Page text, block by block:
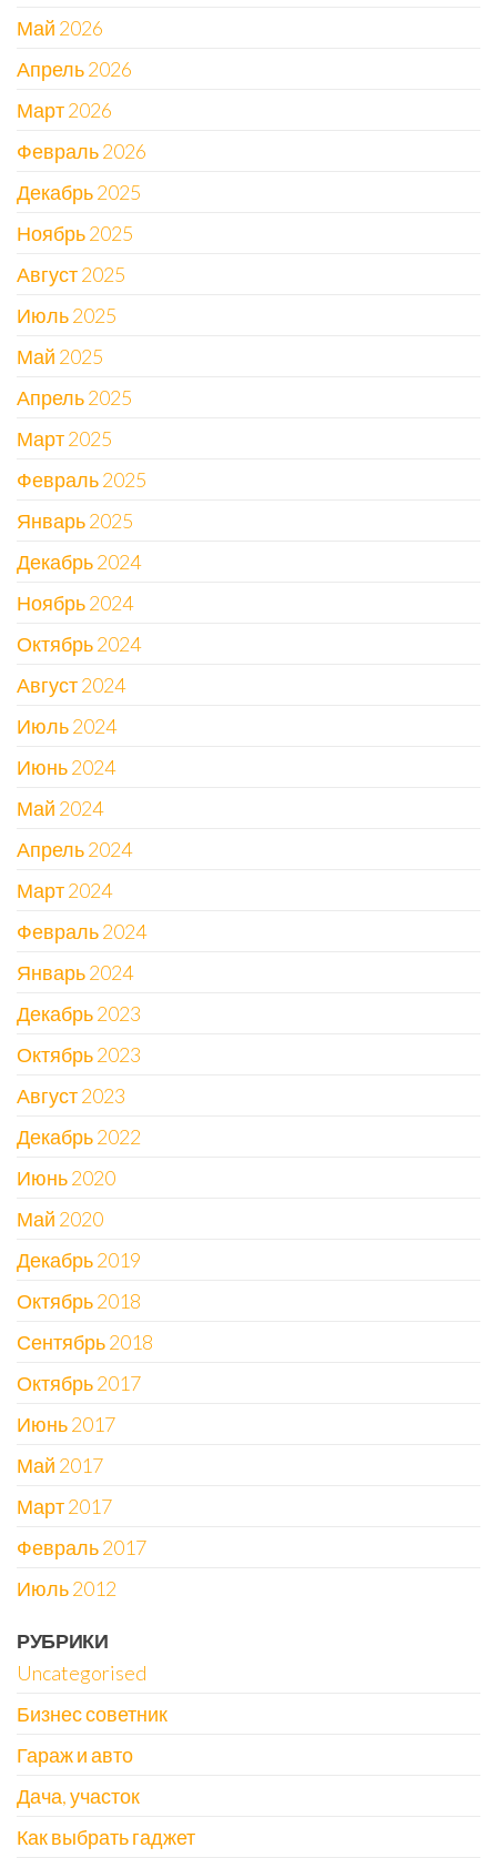
Май 2026
Апрель 2026
Март 2026
Февраль 2026
Декабрь 2025
Ноябрь 2025
Август 2025
Июль 2025
Май 2025
Апрель 2025
Март 2025
Февраль 2025
Январь 2025
Декабрь 2024
Ноябрь 2024
Октябрь 2024
Август 2024
Июль 2024
Июнь 2024
Май 2024
Апрель 2024
Март 2024
Февраль 2024
Январь 2024
Декабрь 2023
Октябрь 2023
Август 2023
Декабрь 2022
Июнь 2020
Май 2020
Декабрь 2019
Октябрь 2018
Сентябрь 2018
Октябрь 2017
Июнь 2017
Май 2017
Март 2017
Февраль 2017
Июль 2012
РУБРИКИ
Uncategorised
Бизнес советник
Гараж и авто
Дача, участок
Как выбрать гаджет